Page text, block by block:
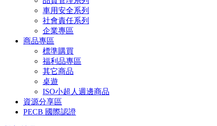
車用安全系列
社會責任系列
企業專區
商品專區
標準購買
福利品專區
其它商品
桌遊
ISO小超人週邊商品
資源分享區
PECB 國際認證